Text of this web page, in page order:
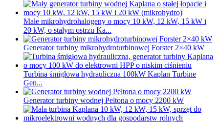
Małe mikrohydrohalogeny o mocy 10 kW, 12 kW, 15 kW i
20 kW, o stałym ostrzu Ka...
Generator turbiny mikrohydroturbinowej Forster 2×40 kW
Turbina śmigłowa hydrauliczna 100kW Kaplan Turbine
Gen...
Generator turbiny wodnej Peltona o mocy 2200 kW